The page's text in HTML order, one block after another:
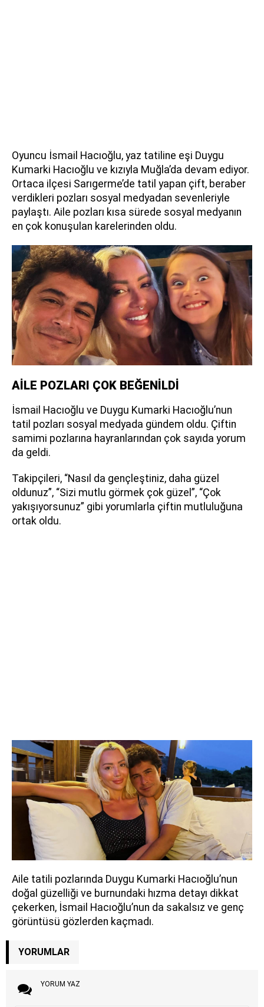
Oyuncu İsmail Hacıoğlu, yaz tatiline eşi Duygu
Kumarki Hacıoğlu ve kızıyla Muğla’da devam ediyor.
Ortaca ilçesi Sarıgerme’de tatil yapan çift, beraber
verdikleri pozları sosyal medyadan sevenleriyle
paylaştı. Aile pozları kısa sürede sosyal medyanın
en çok konuşulan karelerinden oldu.
AİLE POZLARI ÇOK BEĞENİLDİ
İsmail Hacıoğlu ve Duygu Kumarki Hacıoğlu’nun
tatil pozları sosyal medyada gündem oldu. Çiftin
samimi pozlarına hayranlarından çok sayıda yorum
da geldi.
Takipçileri, “Nasıl da gençleştiniz, daha güzel
oldunuz”, “Sizi mutlu görmek çok güzel”, “Çok
yakışıyorsunuz” gibi yorumlarla çiftin mutluluğuna
ortak oldu.
Aile tatili pozlarında Duygu Kumarki Hacıoğlu’nun
doğal güzelliği ve burnundaki hızma detayı dikkat
çekerken, İsmail Hacıoğlu’nun da sakalsız ve genç
görüntüsü gözlerden kaçmadı.
YORUMLAR
YORUM YAZ